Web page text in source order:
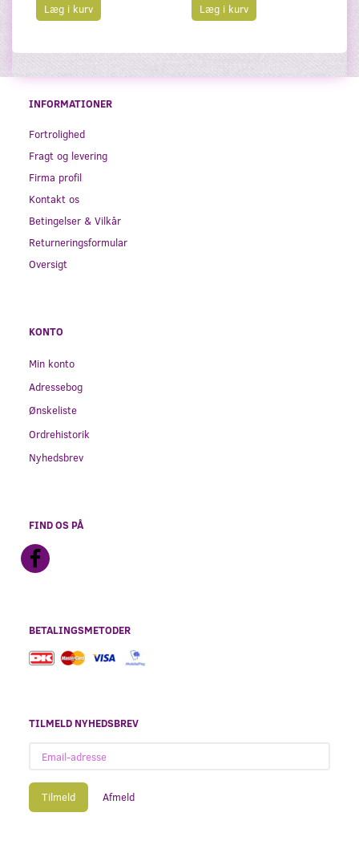
Læg i kurv Læg i kurv
INFORMATIONER
Fortrolighed
Fragt og levering
Firma profil
Kontakt os
Betingelser & Vilkår
Returneringsformular
Oversigt
KONTO
Min konto
Adressebog
Ønskeliste
Ordrehistorik
Nyhedsbrev
FIND OS PÅ
BETALINGSMETODER
TILMELD NYHEDSBREV
adresse
Tilmeld Afmeld